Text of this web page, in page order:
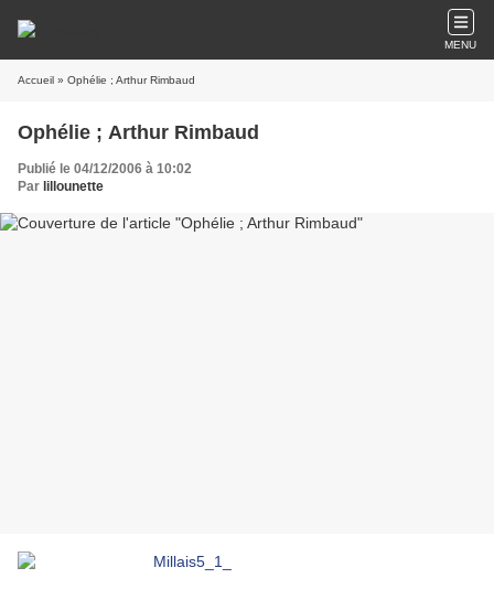
MENU
Accueil » Ophélie ; Arthur Rimbaud
Ophélie ; Arthur Rimbaud
Publié le 04/12/2006 à 10:02
Par lillounette